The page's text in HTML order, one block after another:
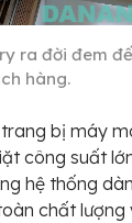
ra đời đem
hàng.
bị máy
công suất
hệ thống
chất lượng